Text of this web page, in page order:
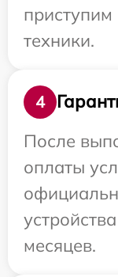
техники.
4
После
оплаты
месяцев.